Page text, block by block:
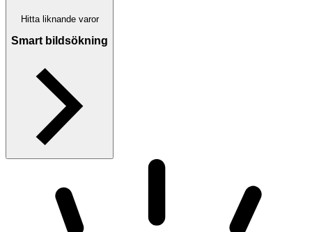
Hitta liknande varor
Smart bildsökning